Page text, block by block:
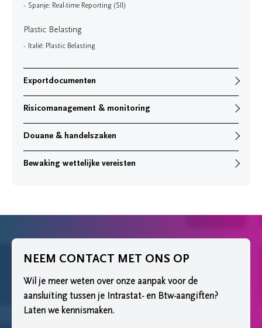
Spanje: Real-time Reporting (SII)
Plastic Belasting
Italië: Plastic Belasting
Exportdocumenten
Risicomanagement & monitoring
Douane & handelszaken
Bewaking wettelijke vereisten
NEEM CONTACT MET ONS OP
Wil je meer weten over onze aanpak voor de
aansluiting tussen je Intrastat- en Btw-aangiften?
Laten we kennismaken.